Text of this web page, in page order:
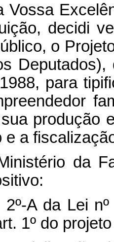
Vossa
decidi
o
para
produção
e a
da
2º-A da Lei
1º do